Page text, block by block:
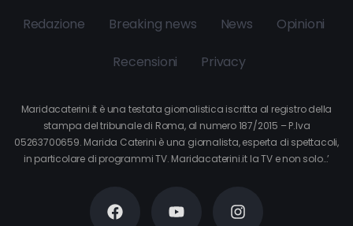
Redazione Breaking news News Opinioni
Recensioni Privacy
Maridacaterini.it è una testata giornalistica iscritta al registro della
stampa del tribunale di Roma, al numero 187/2015 – P.Iva
05263700659. Marida Caterini è una giornalista, esperta di spettacoli,
in particolare di programmi TV. Maridacaterini.it la TV e non solo…’